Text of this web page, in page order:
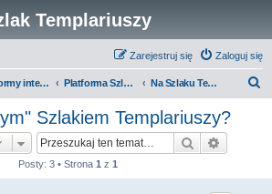
Templariuszy
Zaloguj się
Zarejestruj się
Platformy interaktywne Szlaku Templariuszy Platforma Szlak Templariuszy Na Szlaku Templariuszy
Szlakiem Templariuszy?
Szukaj
Posty: 3 • Strona 1 z 1